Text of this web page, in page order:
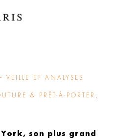
VEILLE ET ANALYSES
& PRÊT-À-PORTER
son plus grand